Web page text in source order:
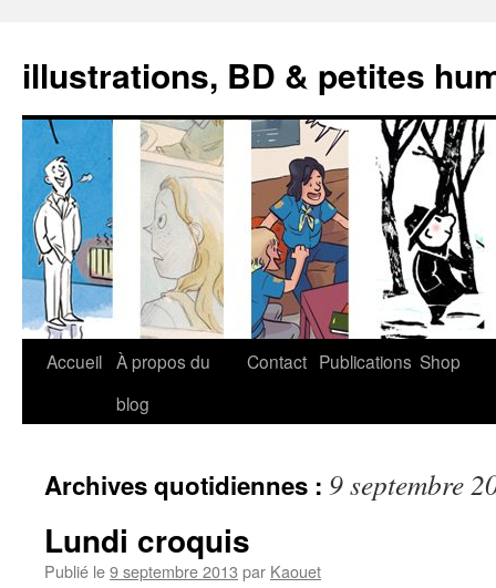
illustrations, BD & petites
Aller
Accueil À propos du
blog
Contact Publications Shop
Archives quotidiennes : 9 septembre
Lundi croquis
Publié le9 septembre 2013 par Kaouet